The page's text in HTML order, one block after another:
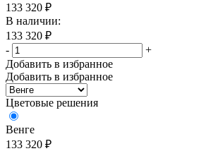
133 320 ₽
В наличии:
133 320 ₽
-
+
Добавить в избранное
Добавить в избранное
Цветовые решения
Венге
133 320 ₽